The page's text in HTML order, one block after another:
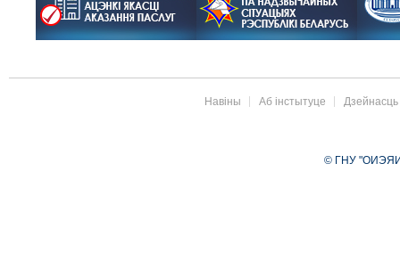
Навіны Аб інстытуце Дзейнасць
© ГНУ